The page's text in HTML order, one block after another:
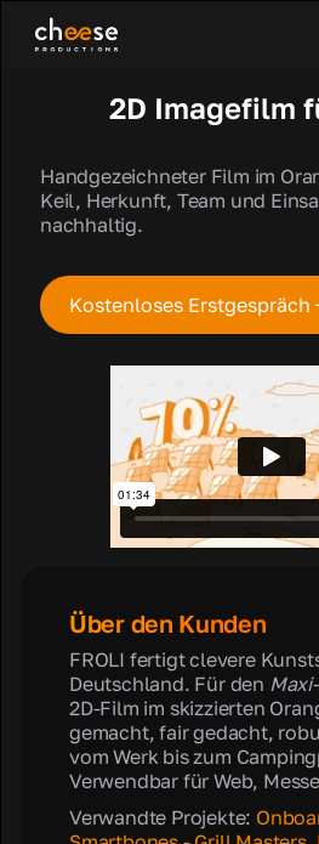
2D Imagefilm
Handgezeichneter Film im
Keil, Herkunft, Team und
nachhaltig.
Kostenloses Erstgespräch
Über den Kunden
FROLI fertigt clevere
Deutschland. Für den
2D-Film im skizzierten
gemacht, fair gedacht,
vom Werk bis zum
Verwendbar für Web,
Verwandte Projekte: